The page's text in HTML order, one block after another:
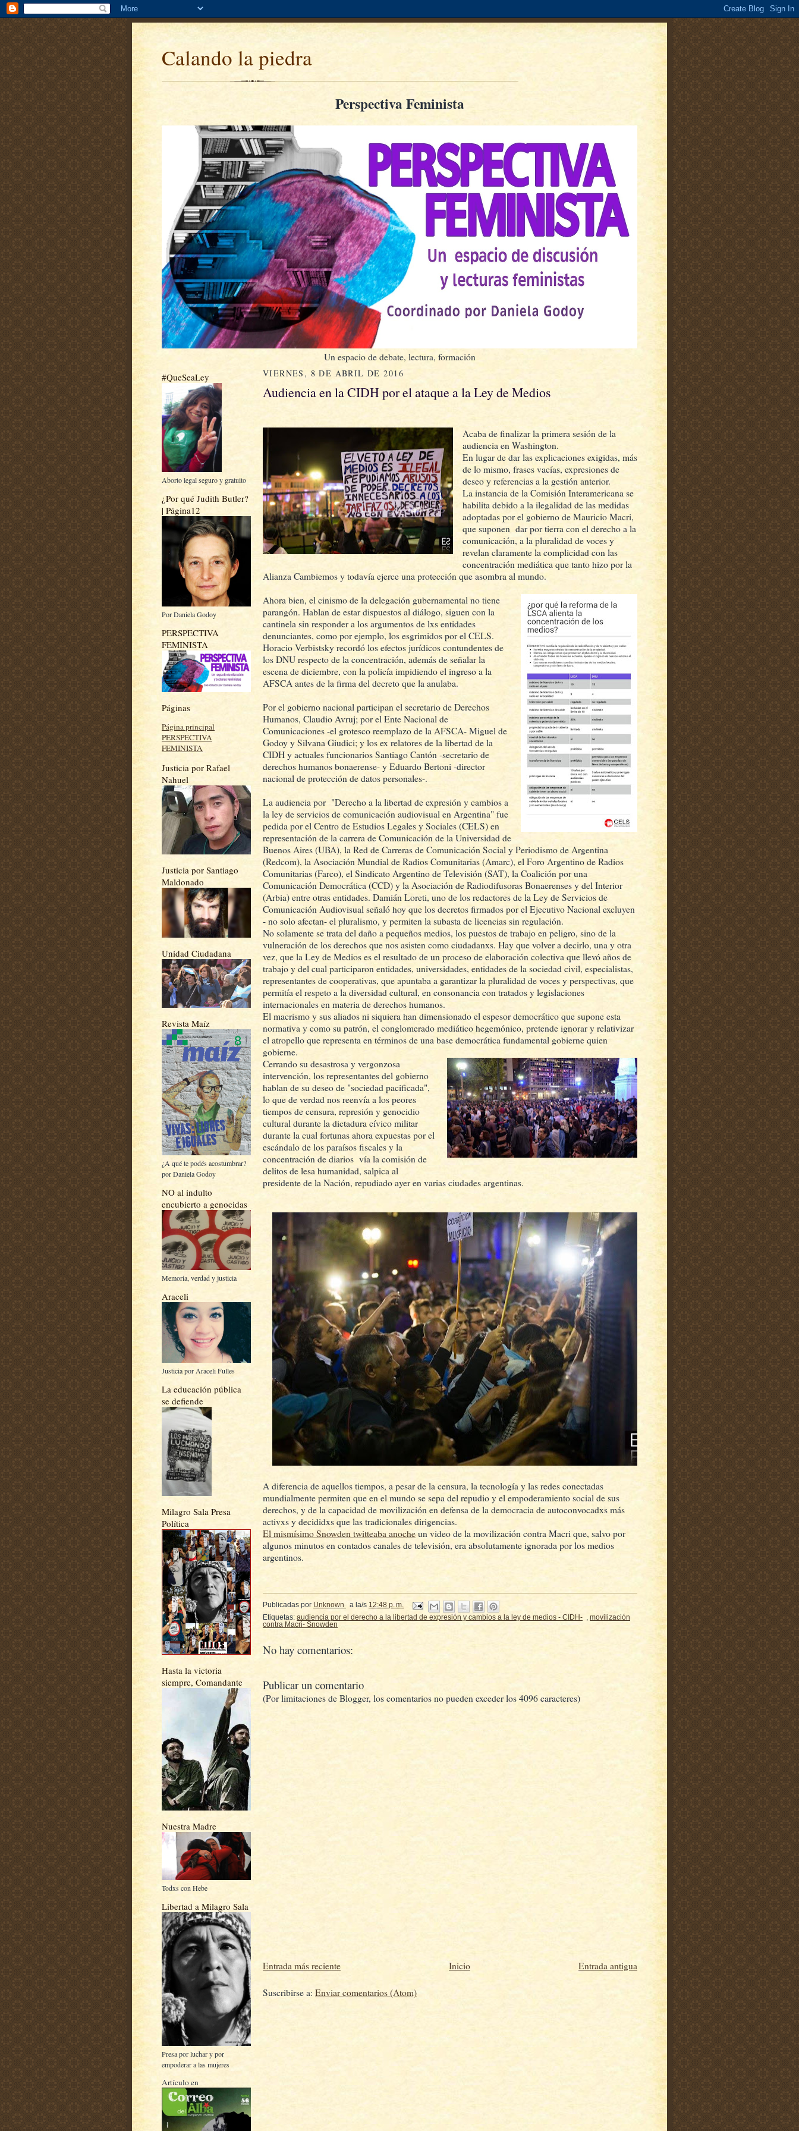
Calando la piedra
Perspectiva Feminista
Un espacio de debate, lectura, formación
#QueSeaLey
Aborto legal seguro y gratuito
¿Por qué Judith Butler?
| Página12
Por Daniela Godoy
PERSPECTIVA
FEMINISTA
Páginas
Página principal
PERSPECTIVA
FEMINISTA
Justicia por Rafael
Nahuel
Justicia por Santiago
Maldonado
Unidad Ciudadana
Revista Maíz
¿A qué te podés acostumbrar?
por Daniela Godoy
NO al indulto
encubierto a genocidas
Memoria, verdad y justicia
Araceli
Justicia por Araceli Fulles
La educación pública
se defiende
Milagro Sala Presa
Política
Hasta la victoria
siempre, Comandante
Nuestra Madre
Todxs con Hebe
Libertad a Milagro Sala
Presa por luchar y por
empoderar a las mujeres
Artículo en
VIERNES, 8 DE ABRIL DE 2016
Audiencia en la CIDH por el ataque a la Ley de Medios
Acaba de finalizar la primera sesión de la
audiencia en Washington.
En lugar de dar las explicaciones exigidas, más
de lo mismo, frases vacías, expresiones de
deseo y referencias a la gestión anterior.
La instancia de la Comisión Interamericana se
habilita debido a la ilegalidad de las medidas
adoptadas por el gobierno de Mauricio Macri,
que suponen dar por tierra con el derecho a la
comunicación, a la pluralidad de voces y
revelan claramente la complicidad con las
concentración mediática que tanto hizo por la
Alianza Cambiemos y todavía ejerce una protección que asombra al mundo.
Ahora bien, el cinismo de la delegación gubernamental no tiene
parangón. Hablan de estar dispuestos al diálogo, siguen con la
cantinela sin responder a los argumentos de lxs entidades
denunciantes, como por ejemplo, los esgrimidos por el CELS.
Horacio Verbistsky recordó los efectos jurídicos contundentes de
los DNU respecto de la concentración, además de señalar la
escena de diciembre, con la policía impidiendo el ingreso a la
AFSCA antes de la firma del decreto que la anulaba.
Por el gobierno nacional participan el secretario de Derechos
Humanos, Claudio Avruj; por el Ente Nacional de
Comunicaciones -el grotesco reemplazo de la AFSCA- Miguel de
Godoy y Silvana Giudici; y los ex relatores de la libertad de la
CIDH y actuales funcionarios Santiago Cantón -secretario de
derechos humanos bonaerense- y Eduardo Bertoni -director
nacional de protección de datos personales-.
La audiencia por "Derecho a la libertad de expresión y cambios a
la ley de servicios de comunicación audiovisual en Argentina" fue
pedida por el Centro de Estudios Legales y Sociales (CELS) en
representación de la carrera de Comunicación de la Universidad de
Buenos Aires (UBA), la Red de Carreras de Comunicación Social y Periodismo de Argentina
(Redcom), la Asociación Mundial de Radios Comunitarias (Amarc), el Foro Argentino de Radios
Comunitarias (Farco), el Sindicato Argentino de Televisión (SAT), la Coalición por una
Comunicación Democrática (CCD) y la Asociación de Radiodifusoras Bonaerenses y del Interior
(Arbia) entre otras entidades. Damián Loreti, uno de los redactores de la Ley de Servicios de
Comunicación Audiovisual señaló hoy que los decretos firmados por el Ejecutivo Nacional excluyen
- no solo afectan- el pluralismo, y permiten la subasta de licencias sin regulación.
No solamente se trata del daño a pequeños medios, los puestos de trabajo en peligro, sino de la
vulneración de los derechos que nos asisten como ciudadanxs. Hay que volver a decirlo, una y otra
vez, que la Ley de Medios es el resultado de un proceso de elaboración colectiva que llevó años de
trabajo y del cual participaron entidades, universidades, entidades de la sociedad civil, especialistas,
representantes de cooperativas, que apuntaba a garantizar la pluralidad de voces y perspectivas, que
permitía el respeto a la diversidad cultural, en consonancia con tratados y legislaciones
internacionales en materia de derechos humanos.
El macrismo y sus aliados ni siquiera han dimensionado el espesor democrático que supone esta
normativa y como su patrón, el conglomerado mediático hegemónico, pretende ignorar y relativizar
el atropello que representa en términos de una base democrática fundamental gobierne quien
gobierne.
Cerrando su desastrosa y vergonzosa
intervención, los representantes del gobierno
hablan de su deseo de "sociedad pacificada",
lo que de verdad nos reenvía a los peores
tiempos de censura, represión y genocidio
cultural durante la dictadura cívico militar
durante la cual fortunas ahora expuestas por el
escándalo de los paraísos fiscales y la
concentración de diarios vía la comisión de
delitos de lesa humanidad, salpica al
presidente de la Nación, repudiado ayer en varias ciudades argentinas.
A diferencia de aquellos tiempos, a pesar de la censura, la tecnología y las redes conectadas
mundialmente permiten que en el mundo se sepa del repudio y el empoderamiento social de sus
derechos, y de la capacidad de movilización en defensa de la democracia de autoconvocadxs más
activxs y decididxs que las tradicionales dirigencias.
El mismísimo Snowden twitteaba anoche un video de la movilización contra Macri que, salvo por
algunos minutos en contados canales de televisión, era absolutamente ignorada por los medios
argentinos.
Publicadas por Unknown a la/s 12:48 p. m.
Etiquetas: audiencia por el derecho a la libertad de expresión y cambios a la ley de medios - CIDH-
movilización
contra Macri- Snowden
No hay comentarios:
Publicar un comentario
(Por limitaciones de Blogger, los comentarios no pueden exceder los 4096 caracteres)
Entrada más reciente Entrada antigua
Inicio
Suscribirse a: Enviar comentarios (Atom)